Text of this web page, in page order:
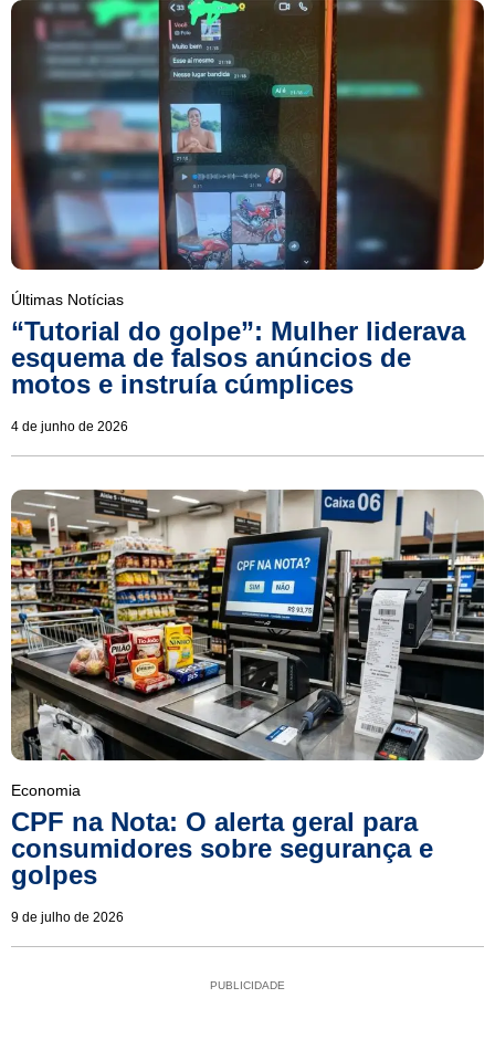
Últimas Notícias
“Tutorial do golpe”: Mulher liderava
esquema de falsos anúncios de
motos e instruía cúmplices
4 de junho de 2026
Economia
CPF na Nota: O alerta geral para
consumidores sobre segurança e
golpes
9 de julho de 2026
PUBLICIDADE